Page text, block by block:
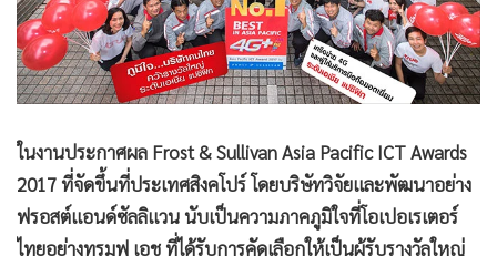
• ต่างประเทศ
• Special Scoop
• เศรษฐกิจ-ธุรกิจ
• ชุมชน-คุณภาพชีวิต
• อาชญากรรม
• Motoring
ในงานประกาศผล Frost & Sullivan Asia Pacific ICT Awards
2017 ที่จัดขึ้นที่ประเทศสิงคโปร์ โดยบริษัทวิจัยและพัฒนาอย่าง
ฟรอสต์แอนด์ซัลลิแวน นับเป็นความภาคภูมิใจที่โอเปอเรเตอร์
ไทยอย่างทรูมูฟ เอช ที่ได้รับการคัดเลือกให้เป็นผู้รับรางวัลใหญ่